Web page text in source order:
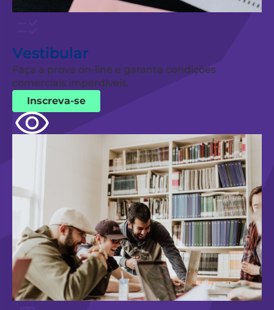
Vestibular
Faça a prova on-line e garanta condições
comerciais imperdíveis.
Inscreva-se